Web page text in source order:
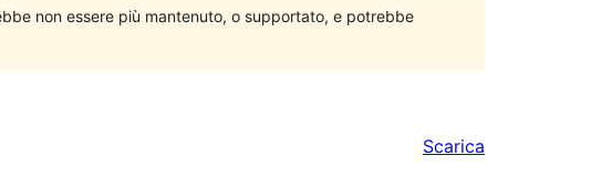
non essere più mantenuto, o supportato, e potrebbe
Scarica